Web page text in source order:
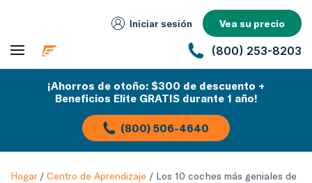
Iniciar sesión Vea su precio
(800) 253-8203
¡Ahorros de otoño: $300 de descuento +
Beneficios Elite GRATIS durante 1 año!
(800) 506-4640
Hogar/ Centro de Aprendizaje / Los 10 coches más geniales de